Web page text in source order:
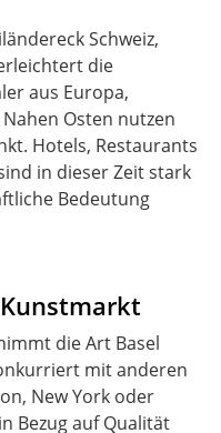
Schweiz,
die
aus Europa,
Osten nutzen
Hotels, Restaurants
in dieser Zeit stark
Bedeutung
die Art Basel
mit anderen
New York oder
Bezug auf Qualität